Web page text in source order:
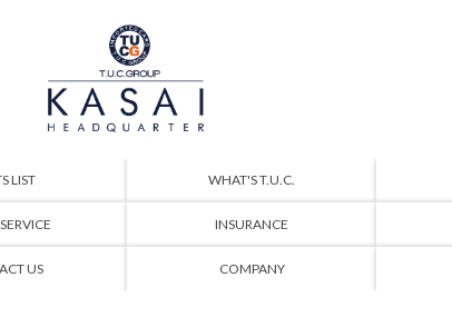
LIST WHAT'S T.U.C.
INSURANCE
US COMPANY